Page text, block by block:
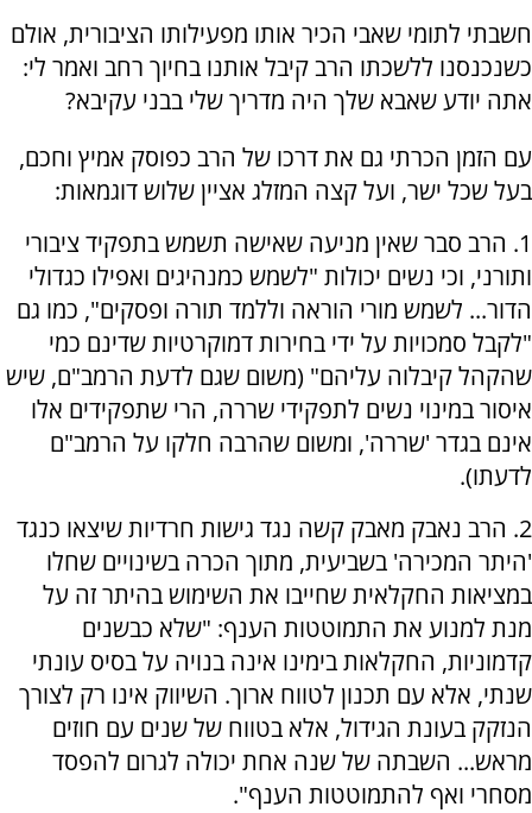
חשבתי לתומי שאבי הכיר אותו מפעילותו הציבורית, אולם
כשנכנסנו ללשכתו הרב קיבל אותנו בחיוך רחב ואמר לי:
אתה יודע שאבא שלך היה מדריך שלי בבני עקיבא?
עם הזמן הכרתי גם את דרכו של הרב כפוסק אמיץ וחכם,
בעל שכל ישר, ועל קצה המזלג אציין שלוש דוגמאות:
1. הרב סבר שאין מניעה שאישה תשמש בתפקיד ציבורי
ותורני, וכי נשים יכולות "לשמש כמנהיגים ואפילו כגדולי
הדור... לשמש מורי הוראה וללמד תורה ופסקים", כמו גם
"לקבל סמכויות על ידי בחירות דמוקרטיות שדינם כמי
שהקהל קיבלוה עליהם" (משום שגם לדעת הרמב"ם, שיש
איסור במינוי נשים לתפקידי שררה, הרי שתפקידים אלו
אינם בגדר 'שררה', ומשום שהרבה חלקו על הרמב"ם
לדעתו).
2. הרב נאבק מאבק קשה נגד גישות חרדיות שיצאו כנגד
'היתר המכירה' בשביעית, מתוך הכרה בשינויים שחלו
במציאות החקלאית שחייבו את השימוש בהיתר זה על
מנת למנוע את התמוטטות הענף: "שלא כבשנים
קדמוניות, החקלאות בימינו אינה בנויה על בסיס עונתי
שנתי, אלא עם תכנון לטווח ארוך. השיווק אינו רק לצורך
הנזקק בעונת הגידול, אלא בטווח של שנים עם חוזים
מראש... השבתה של שנה אחת יכולה לגרום להפסד
מסחרי ואף להתמוטטות הענף".